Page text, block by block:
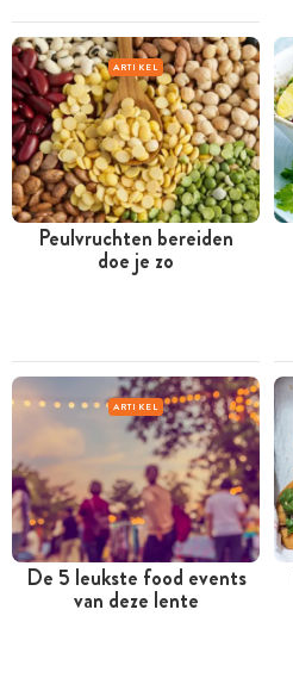
ARTIKEL
Peulvruchten bereiden
doe je zo
ARTIKEL
De 5 leukste food events
van deze lente